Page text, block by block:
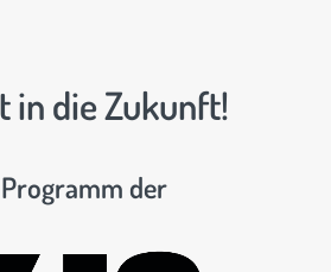
in die Zukunft!
der